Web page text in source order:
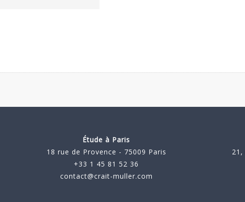
Étude à Paris
18 rue de Provence - 75009 Paris
+33 1 45 81 52 36
contact@crait-muller.com